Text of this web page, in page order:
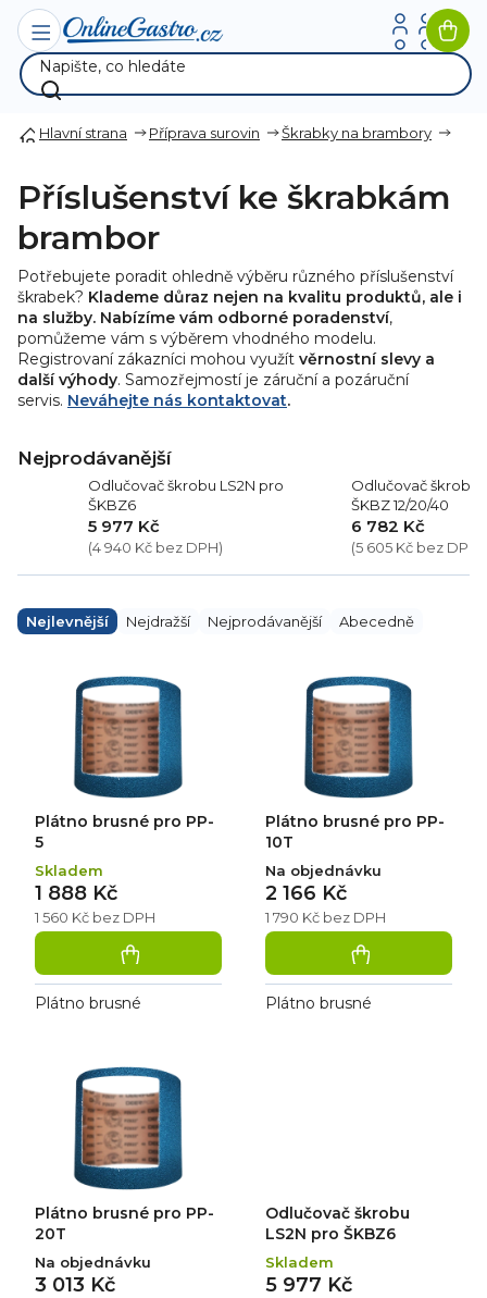
Přejít
obsah
Hlavní strana Příprava surovin Škrabky na brambory
Příslušenství ke škrabkám
brambor
Potřebujete poradit ohledně výběru různého příslušenství
škrabek? Klademe důraz nejen na kvalitu produktů, ale i
na služby. Nabízíme vám odborné poradenství,
pomůžeme vám s výběrem vhodného modelu.
Registrovaní zákazníci mohou využít věrnostní slevy a
další výhody. Samozřejmostí je záruční a pozáruční
servis. Neváhejte nás kontaktovat.
Nejprodávanější
Odlučovač škrobu LS2N pro
ŠKBZ6
5 977 Kč
(4 940 Kč bez DPH)
Odlučovač škrobu
ŠKBZ 12/20/40
6 782 Kč
(5 605 Kč bez DPH)
a
z
Nejlevnější Nejdražší Nejprodávanější Abecedně
Plátno brusné pro PP-
5
Skladem
1 560 Kč bez DPH
1 888 Kč
Plátno brusné
Plátno brusné pro PP-
10T
Na objednávku
1 790 Kč bez DPH
2 166 Kč
Plátno brusné
Plátno brusné pro PP-
20T
Na objednávku
3 013 Kč
Odlučovač škrobu
LS2N pro ŠKBZ6
Skladem
5 977 Kč